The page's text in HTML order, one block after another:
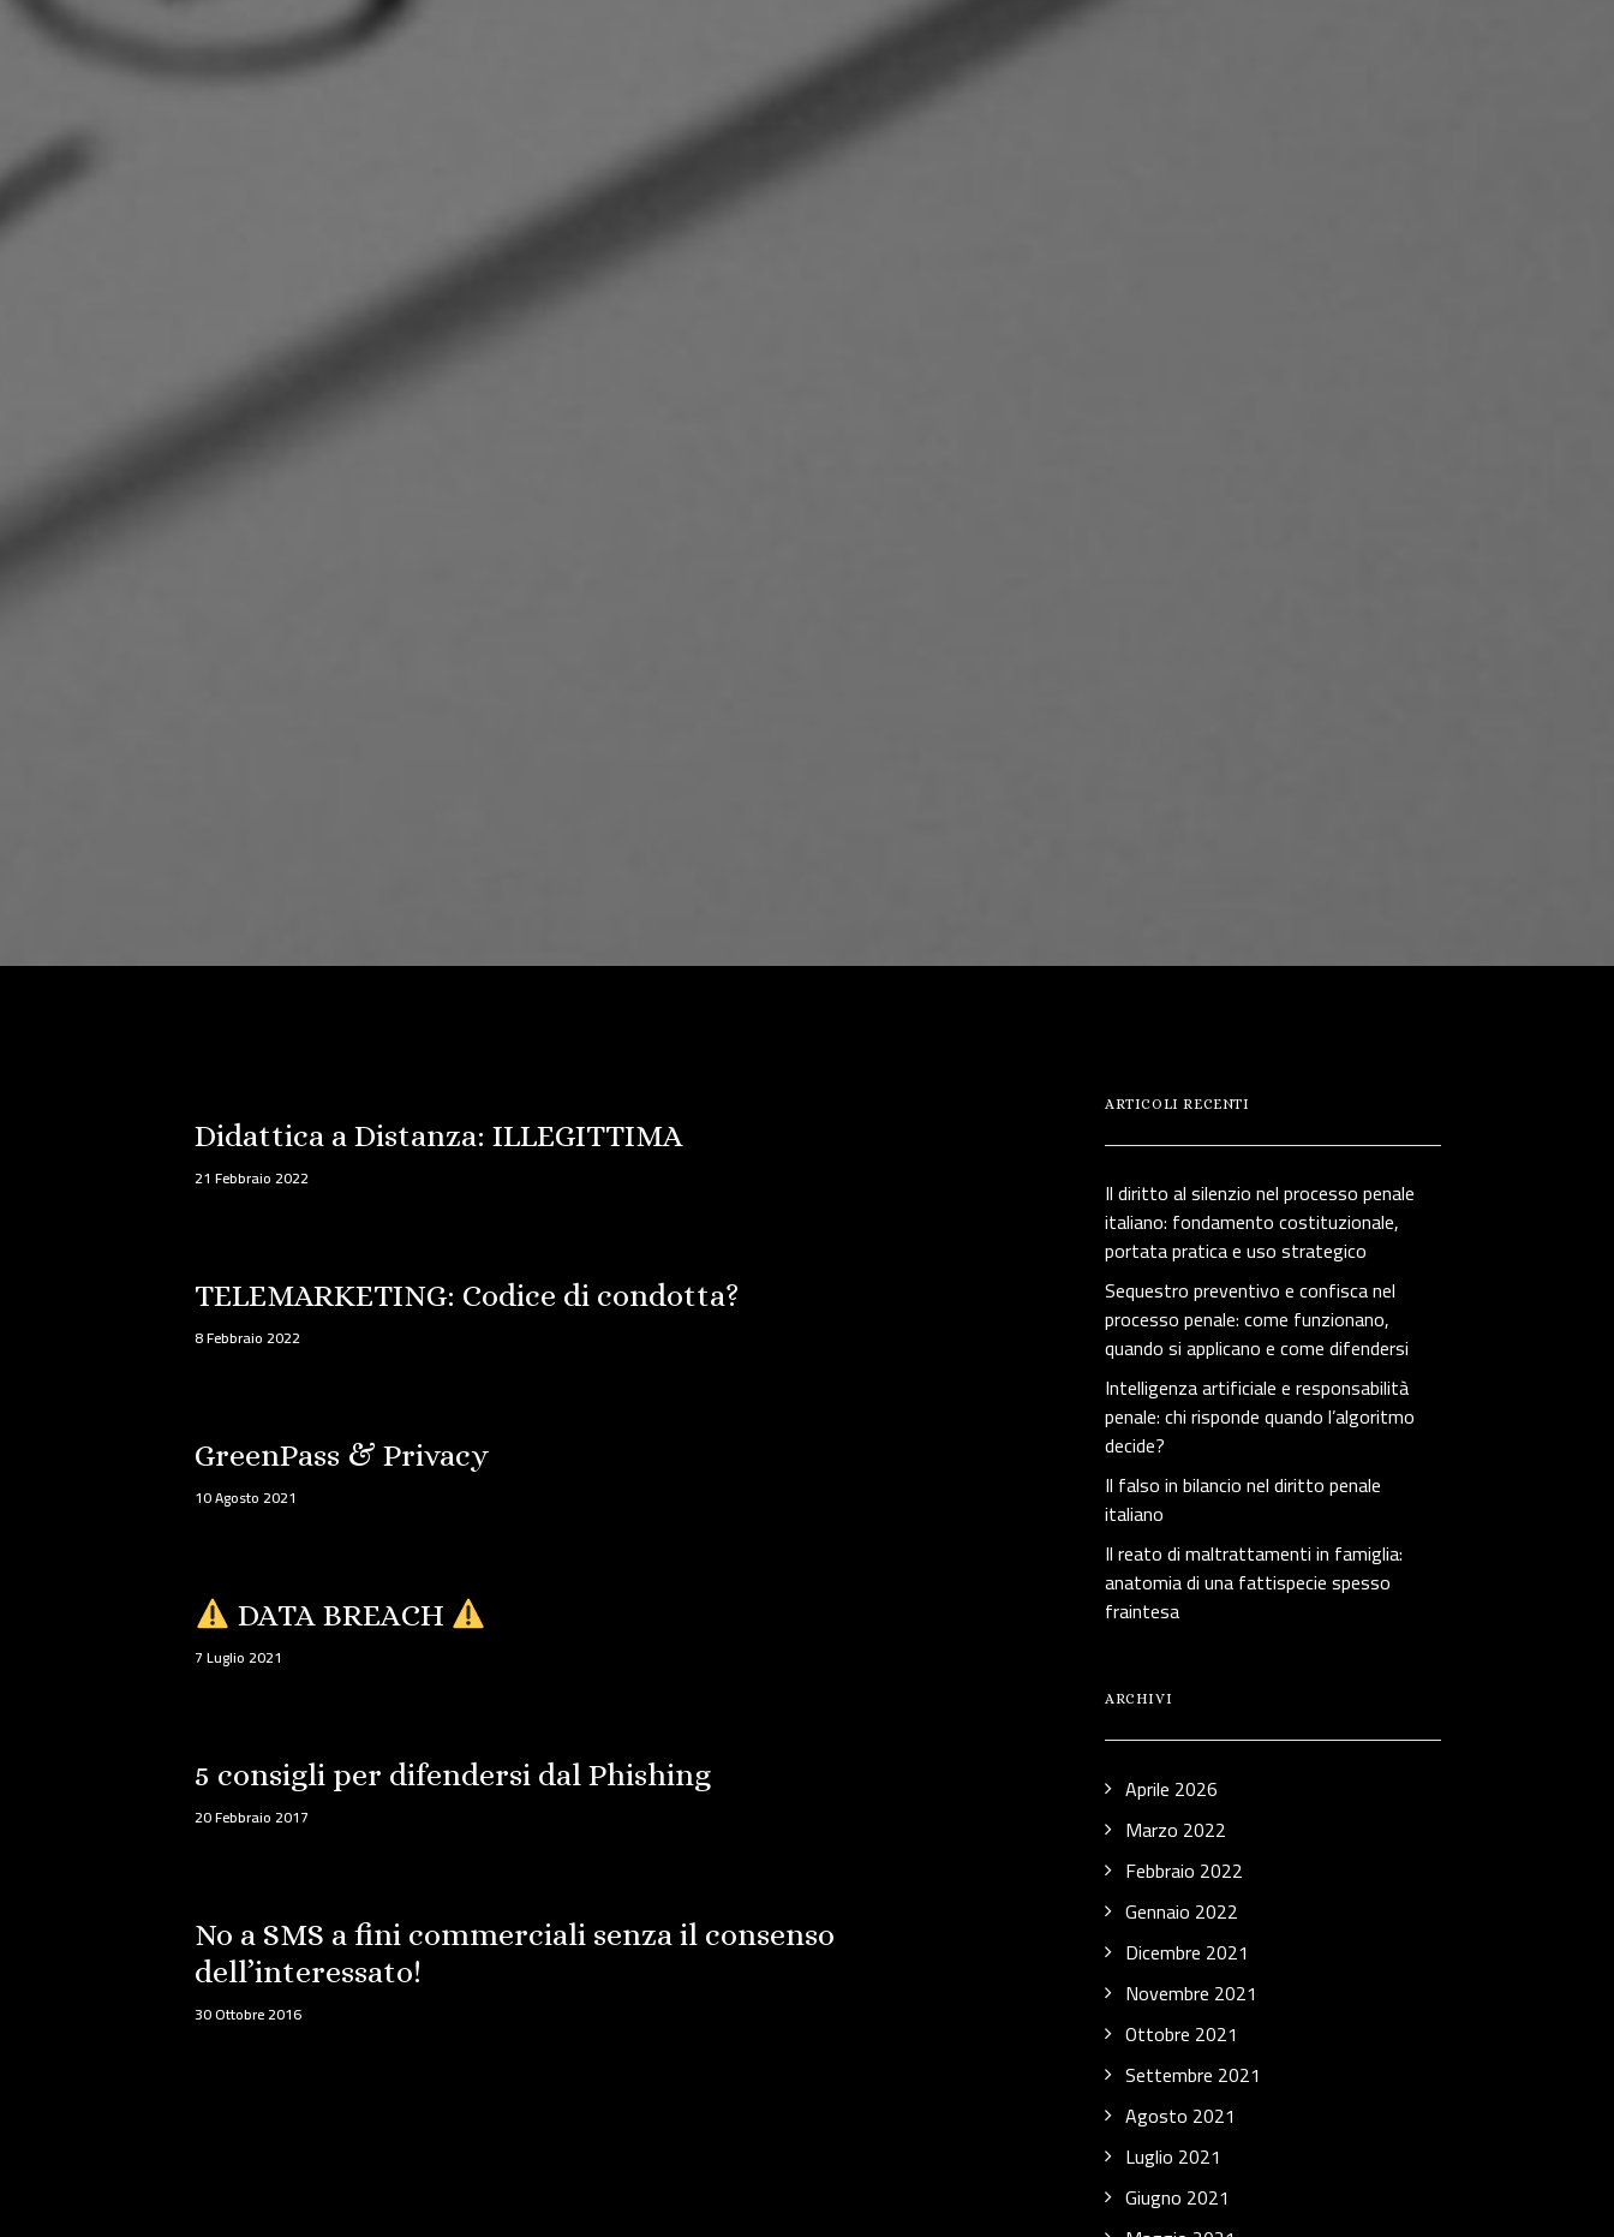
Didattica a Distanza: ILLEGITTIMA
21 Febbraio 2022
TELEMARKETING: Codice di condotta?
8 Febbraio 2022
GreenPass & Privacy
10 Agosto 2021
DATA BREACH
7 Luglio 2021
5 consigli per difendersi dal Phishing
20 Febbraio 2017
No a SMS a fini commerciali senza il consenso
dell’interessato!
30 Ottobre 2016
ARTICOLI RECENTI
Il diritto al silenzio nel processo penale
italiano: fondamento costituzionale,
portata pratica e uso strategico
Sequestro preventivo e confisca nel
processo penale: come funzionano,
quando si applicano e come difendersi
Intelligenza artificiale e responsabilità
penale: chi risponde quando l’algoritmo
decide?
Il falso in bilancio nel diritto penale
italiano
Il reato di maltrattamenti in famiglia:
anatomia di una fattispecie spesso
fraintesa
ARCHIVI
Aprile 2026
Marzo 2022
Febbraio 2022
Gennaio 2022
Dicembre 2021
Novembre 2021
Ottobre 2021
Settembre 2021
Agosto 2021
Luglio 2021
Giugno 2021